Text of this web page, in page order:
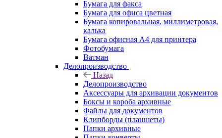
Бумага для факса
Бумага для офиса цветная
Бумага копировальная, миллиметровая,
калька
Бумага офисная А4 для принтера
Фотобумага
Ватман
Делопроизводство
Назад
Делопроизводство
Аксессуары для архивации документов
Боксы и короба архивные
Файлы для документов
Клипборды (планшеты)
Папки архивные